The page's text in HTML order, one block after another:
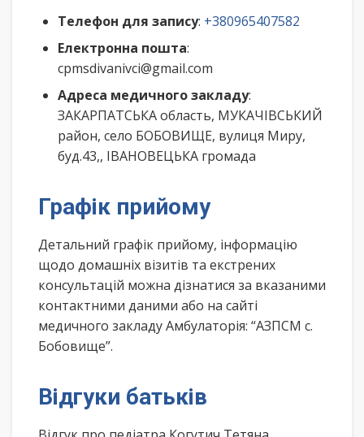
Телефон для запису: +380965407582
Електронна пошта:
cpmsdivanivci@gmail.com
Адреса медичного закладу:
ЗАКАРПАТСЬКА область, МУКАЧІВСЬКИЙ
район, село БОБОВИЩЕ, вулиця Миру,
буд.43,, ІВАНОВЕЦЬКА громада
Графік прийому
Детальний графік прийому, інформацію
щодо домашніх візитів та екстрених
консультацій можна дізнатися за вказаними
контактними даними або на сайті
медичного закладу Амбулаторія: “АЗПСМ с.
Бобовище”.
Відгуки батьків